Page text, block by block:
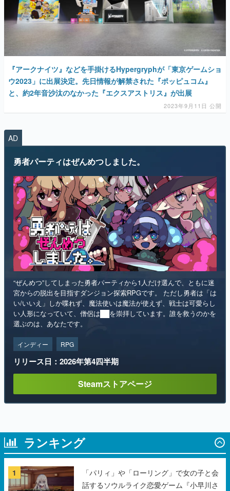
『アークナイツ』などを手掛けるHypergryphが「東京ゲームショ
ウ2023」に出展決定。先日情報が解禁された『ポッピュコム』
と、約2年音沙汰のなかった『エクスアストリス』が出展
2023年9月11日 公開
AD
勇者パーティはぜんめつしました。
“ぜんめつ”してしまった勇者パーティから1人だけ選んで、ともに迷
宮からの脱出を目指すダンジョン探索RPGです。 ただし勇者は「は
い/いいえ」しか喋れず、魔法使いは魔法が使えず、戦士は可愛らし
い人形になっていて、僧侶は██を崇拝しています。誰を救うのかを
選ぶのは、あなたです。
インディー RPG
リリース日：2026年第4四半期
Steamストアページ
ランキング
1
「パリィ」や「ローリング」で女の子と会
話するソウルライク恋愛ゲーム『小早川さ